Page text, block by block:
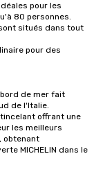
pour les
80 personnes.
situés dans tout
pour des
de mer fait
de l'Italie.
offrant une
les meilleurs
obtenant
MICHELIN dans le